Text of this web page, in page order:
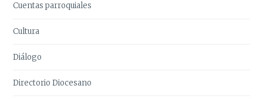
Cuentas parroquiales
Cultura
Diálogo
Directorio Diocesano